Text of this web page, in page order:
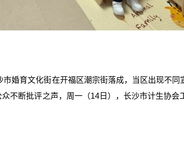
婚育文化街在开福区潮宗街落成，当区出现不同
众不断批评之声，周一（14日），长沙市计生协